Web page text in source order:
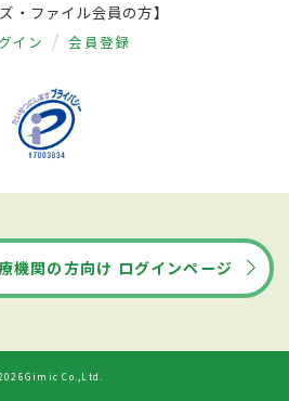
・ファイル会員の方】
イン 会員登録
機関の方向け ログインページ
Co.,Ltd.